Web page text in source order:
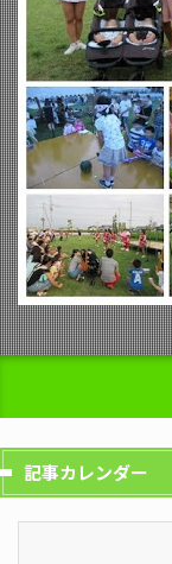
記事カレンダー